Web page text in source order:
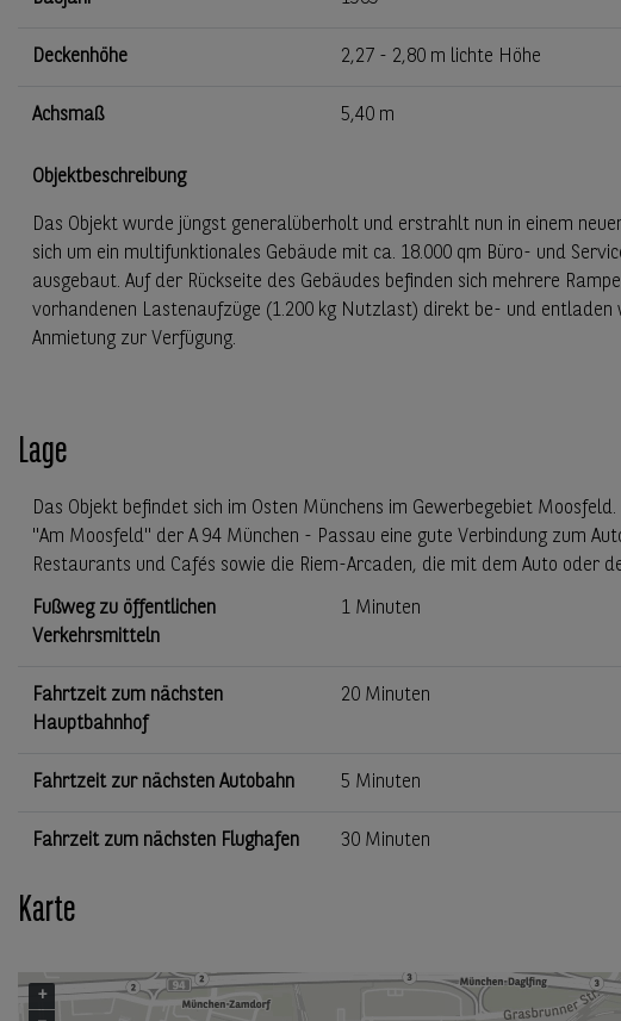
Deckenhöhe 2,27 - 2,80 m lichte Höhe
Achsmaß 5,40 m
Objektbeschreibung
Das Objekt wurde jüngst generalüberholt und erstrahlt nun in einem
sich um ein multifunktionales Gebäude mit ca. 18.000 qm Büro- und
ausgebaut. Auf der Rückseite des Gebäudes befinden sich mehrere
vorhandenen Lastenaufzüge (1.200 kg Nutzlast) direkt be- und
Anmietung zur Verfügung.
Lage
Das Objekt befindet sich im Osten Münchens im Gewerbegebiet
"Am Moosfeld" der A 94 München - Passau eine gute Verbindung zum
Restaurants und Cafés sowie die Riem-Arcaden, die mit dem Auto oder
Fußweg zu öffentlichen
Verkehrsmitteln
1 Minuten
Fahrtzeit zum nächsten
Hauptbahnhof
20 Minuten
Fahrtzeit zur nächsten Autobahn 5 Minuten
Fahrzeit zum nächsten Flughafen 30 Minuten
Karte
+